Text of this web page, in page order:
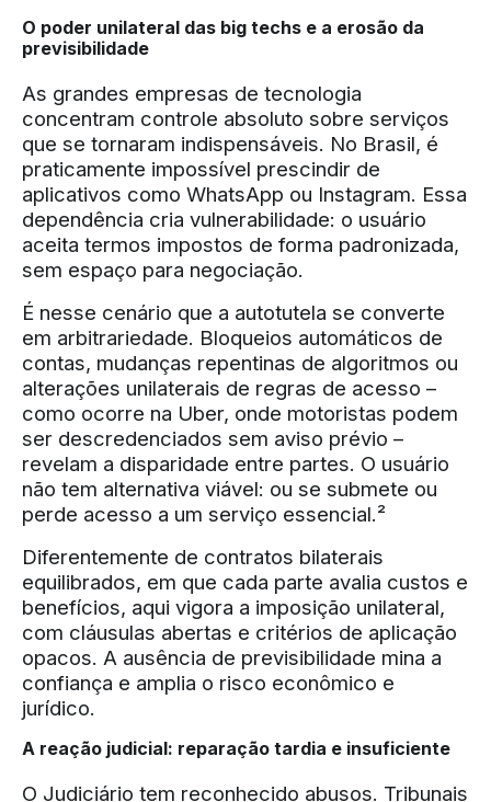
O poder unilateral das big techs e a erosão da
previsibilidade
As grandes empresas de tecnologia
concentram controle absoluto sobre serviços
que se tornaram indispensáveis. No Brasil, é
praticamente impossível prescindir de
aplicativos como WhatsApp ou Instagram. Essa
dependência cria vulnerabilidade: o usuário
aceita termos impostos de forma padronizada,
sem espaço para negociação.
É nesse cenário que a autotutela se converte
em arbitrariedade. Bloqueios automáticos de
contas, mudanças repentinas de algoritmos ou
alterações unilaterais de regras de acesso –
como ocorre na Uber, onde motoristas podem
ser descredenciados sem aviso prévio –
revelam a disparidade entre partes. O usuário
não tem alternativa viável: ou se submete ou
perde acesso a um serviço essencial.²
Diferentemente de contratos bilaterais
equilibrados, em que cada parte avalia custos e
benefícios, aqui vigora a imposição unilateral,
com cláusulas abertas e critérios de aplicação
opacos. A ausência de previsibilidade mina a
confiança e amplia o risco econômico e
jurídico.
A reação judicial: reparação tardia e insuficiente
O Judiciário tem reconhecido abusos. Tribunais